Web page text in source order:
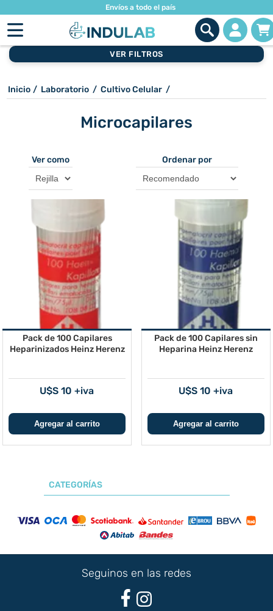
Envíos a todo el país
VER FILTROS
Inicio / Laboratorio / Cultivo Celular /
Microcapilares
Ver como Ordenar por
Pack de 100 Capilares
Heparinizados Heinz Herenz
U$S 10 +iva
Pack de 100 Capilares sin
Heparina Heinz Herenz
U$S 10 +iva
CATEGORÍAS
Seguinos en las redes